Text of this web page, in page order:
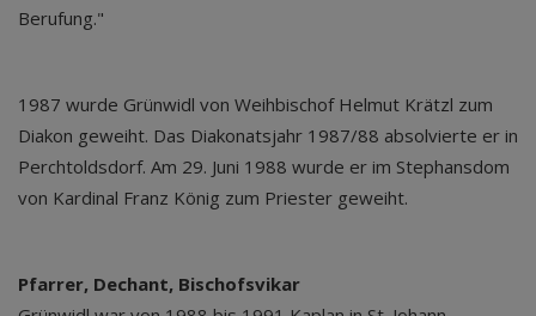
Berufung."
1987 wurde Grünwidl von Weihbischof Helmut Krätzl zum
Diakon geweiht. Das Diakonatsjahr 1987/88 absolvierte er in
Perchtoldsdorf. Am 29. Juni 1988 wurde er im Stephansdom
von Kardinal Franz König zum Priester geweiht.
Pfarrer, Dechant, Bischofsvikar